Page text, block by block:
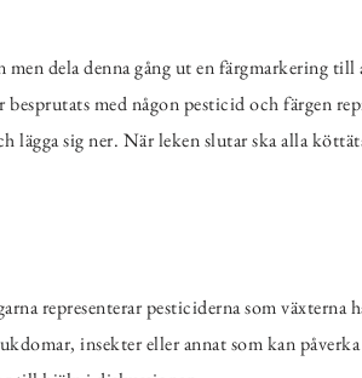
men dela denna gång ut en färgmarkering
besprutats med någon pesticid och färgen
lägga sig ner. När leken slutar ska alla
representerar pesticiderna som
insekter eller annat som kan